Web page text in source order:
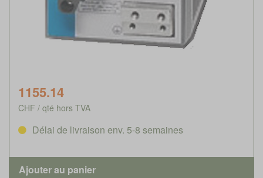
1155.14
CHF / qté hors TVA
Délai de livraison env. 5-8 semaines